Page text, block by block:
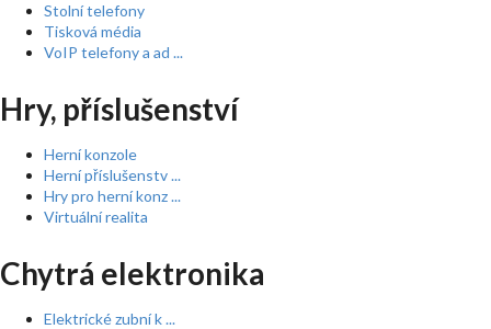
Stolní telefony
Tisková média
VoIP telefony a ad ...
Hry, příslušenství
Herní konzole
Herní příslušenstv ...
Hry pro herní konz ...
Virtuální realita
Chytrá elektronika
Elektrické zubní k ...